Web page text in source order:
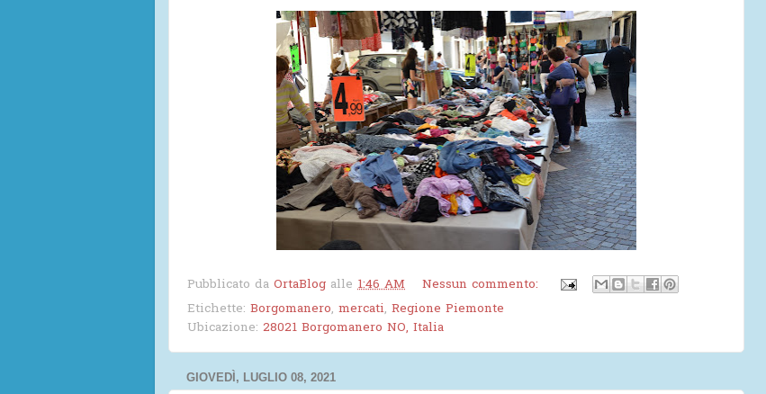
Pubblicato da OrtaBlog alle 1:46 AM
Nessun commento:
Etichette: Borgomanero, mercati, Regione Piemonte
Ubicazione: 28021 Borgomanero NO, Italia
GIOVEDÌ, LUGLIO 08, 2021